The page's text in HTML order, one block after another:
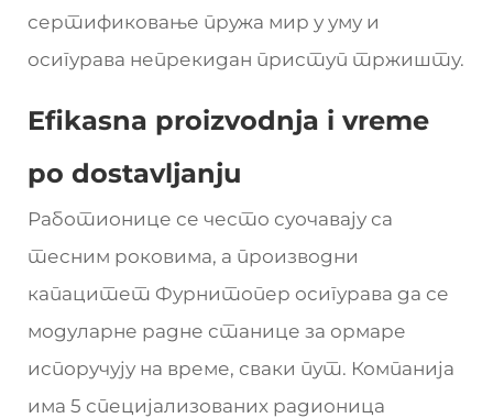
сертификовање пружа мир у уму и
осигурава непрекидан приступ тржишту.
Efikasna proizvodnja i vreme
po dostavljanju
Работионице се често суочавају са
тесним роковима, а производни
капацитет Фурнитопер осигурава да се
модуларне радне станице за ормаре
испоручују на време, сваки пут. Компанија
има 5 специјализованих радионица